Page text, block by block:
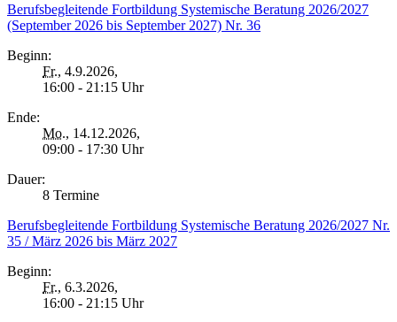
Berufsbegleitende Fortbildung Systemische Beratung 2026/2027
(September 2026 bis September 2027) Nr. 36
Beginn:
Fr., 4.9.2026,
16:00 - 21:15 Uhr
Ende:
Mo., 14.12.2026,
09:00 - 17:30 Uhr
Dauer:
8 Termine
Berufsbegleitende Fortbildung Systemische Beratung 2026/2027 Nr.
35 / März 2026 bis März 2027
Beginn:
Fr., 6.3.2026,
16:00 - 21:15 Uhr